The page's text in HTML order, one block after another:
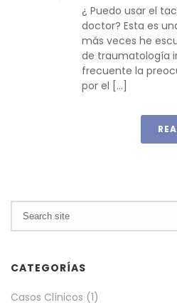
¿ Puedo usar el
doctor? Esta es
más veces he
de traumatología
frecuente la
por el [...]
CATEGORÍAS
Casos Clínicos (1)